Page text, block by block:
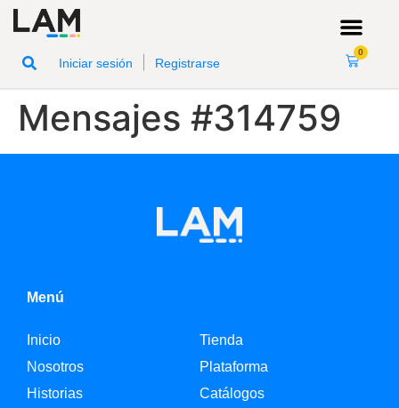
Iniciar sesión Registrarse
0
Mensajes #314759
Menú
Inicio
Nosotros
Historias
Tienda
Plataforma
Catálogos